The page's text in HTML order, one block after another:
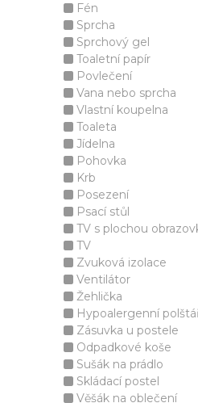
Fén
Sprcha
Sprchový gel
Toaletní papír
Povlečení
Vana nebo sprcha
Vlastní koupelna
Toaleta
Jídelna
Pohovka
Krb
Posezení
Psací stůl
TV s plochou
TV
Zvuková izolace
Ventilátor
Žehlička
Hypoalergenní
Zásuvka u postele
Odpadkové koše
Sušák na prádlo
Skládací postel
Věšák na oblečení